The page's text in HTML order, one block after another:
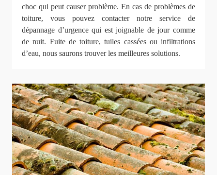
choc qui peut causer problème. En cas de problèmes de
toiture, vous pouvez contacter notre service de
dépannage d’urgence qui est joignable de jour comme
de nuit. Fuite de toiture, tuiles cassées ou infiltrations
d’eau, nous saurons trouver les meilleures solutions.